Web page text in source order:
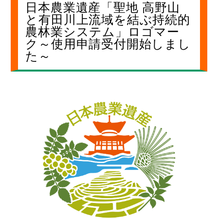
日本農業遺産「聖地 高野山
と有田川上流域を結ぶ持続的
農林業システム」ロゴマー
ク～使用申請受付開始しまし
た～